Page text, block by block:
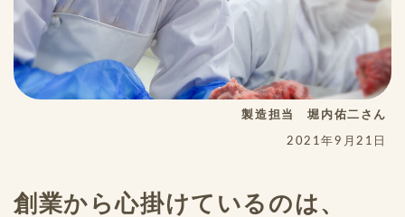
製造担当 堀内佑二さん
2021年9月21日
創業から心掛けているのは、